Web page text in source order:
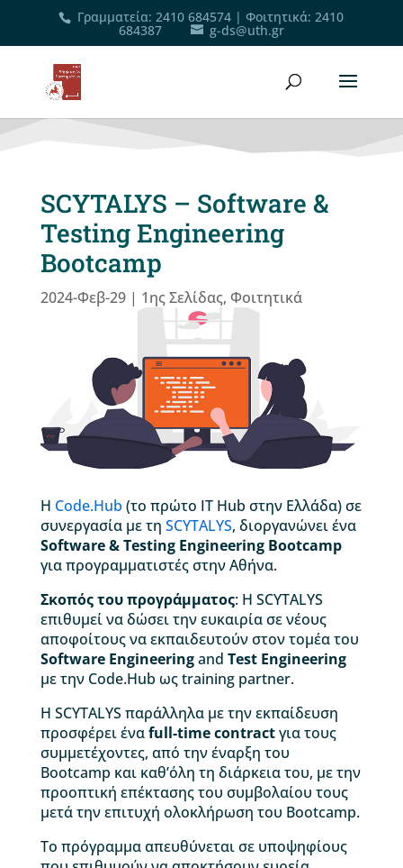
Γραμματεία: 2410 684574 |Φοιτητικά: 2410
684387 g-ds@uth.gr
SCYTALYS – Software &
Testing Engineering
Bootcamp
2024-Φεβ-29| 1ης Σελίδας, Φοιτητικά
Η Code.Hub (το πρώτο IT Hub στην Ελλάδα) σε
συνεργασία με τη SCYTALYS, διοργανώνει ένα
Software & Testing Engineering Bootcamp
για προγραμματιστές στην Αθήνα.
Σκοπός του προγράμματος: Η SCYTALYS
επιθυμεί να δώσει την ευκαιρία σε νέους
αποφοίτους να εκπαιδευτούν στον τομέα του
Software Engineeringand Test Engineering
με την Code.Hub ως training partner.
Η SCYTALYS παράλληλα με την εκπαίδευση
προσφέρει έναfull-time contractγια τους
συμμετέχοντες, από την έναρξη του
Bootcamp και καθ’όλη τη διάρκεια του, με την
προοπτική επέκτασης του συμβολαίου τους
μετά την επιτυχή ολοκλήρωση του Bootcamp.
Το πρόγραμμα απευθύνεται σε υποψηφίους